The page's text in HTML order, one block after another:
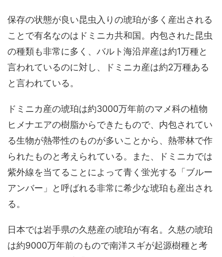
保存の状態が良い昆虫入りの琥珀が多く産出される
ことで有名なのはドミニカ共和国。内包された昆虫
の種類も非常に多く、バルト海沿岸産は約1万種と
言われているのに対し、ドミニカ産は約2万種ある
と言われている。
ドミニカ産の琥珀は約3000万年前のマメ科の植物
ヒメナエアの樹脂からできたもので、内包されてい
る生物が熱帯性のものが多いことから、熱帯林で作
られたものと考えられている。また、ドミニカでは
紫外線を当てることによって青く蛍光する「ブルー
アンバー」と呼ばれる非常に希少な琥珀も産出され
る。
日本では岩手県の久慈産の琥珀が有名。久慈の琥珀
は約9000万年前のもので南洋スギが起源樹種と考